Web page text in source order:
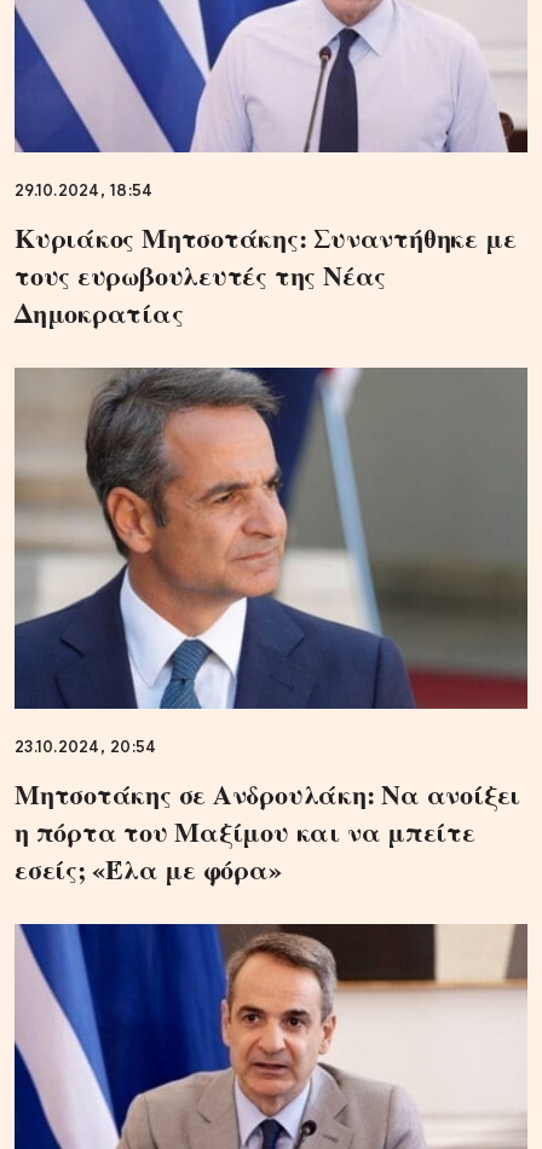
29.10.2024, 18:54
Κυριάκος Μητσοτάκης: Συναντήθηκε με
τους ευρωβουλευτές της Νέας
Δημοκρατίας
23.10.2024, 20:54
Μητσοτάκης σε Ανδρουλάκη: Να ανοίξει
η πόρτα του Μαξίμου και να μπείτε
εσείς; «Έλα με φόρα»